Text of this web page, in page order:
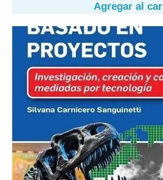
Agregar al